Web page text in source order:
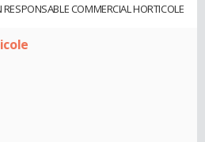
RESPONSABLE COMMERCIAL HORTICOLE